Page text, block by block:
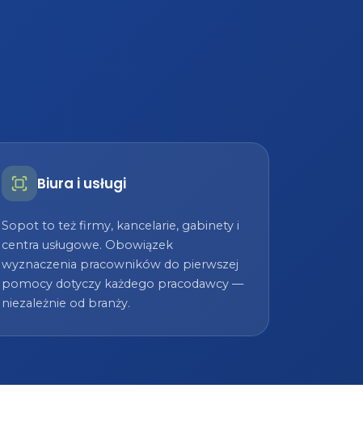
Biura i usługi
Sopot to też firmy, kancelarie, gabinety i
centra usługowe. Obowiązek
wyznaczenia pracowników do pierwszej
pomocy dotyczy każdego pracodawcy —
niezależnie od branży.